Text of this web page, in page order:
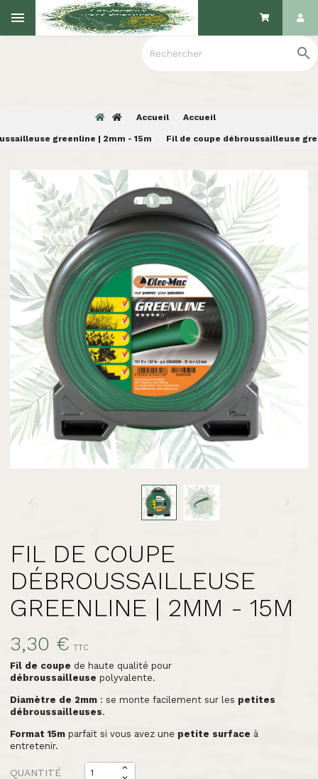

Accueil Accueil
greenline | 2mm - 15m Fil de coupe débroussailleuse
FIL DE COUPE
DÉBROUSSAILLEUSE
GREENLINE | 2MM - 15M
3,30 € TTC
Fil de coupe de haute qualité pour
débroussailleuse polyvalente.
Diamètre de 2mm : se monte facilement sur les petites
débroussailleuses.
Format 15m parfait si vous avez une petite surface à
entretenir.
QUANTITÉ